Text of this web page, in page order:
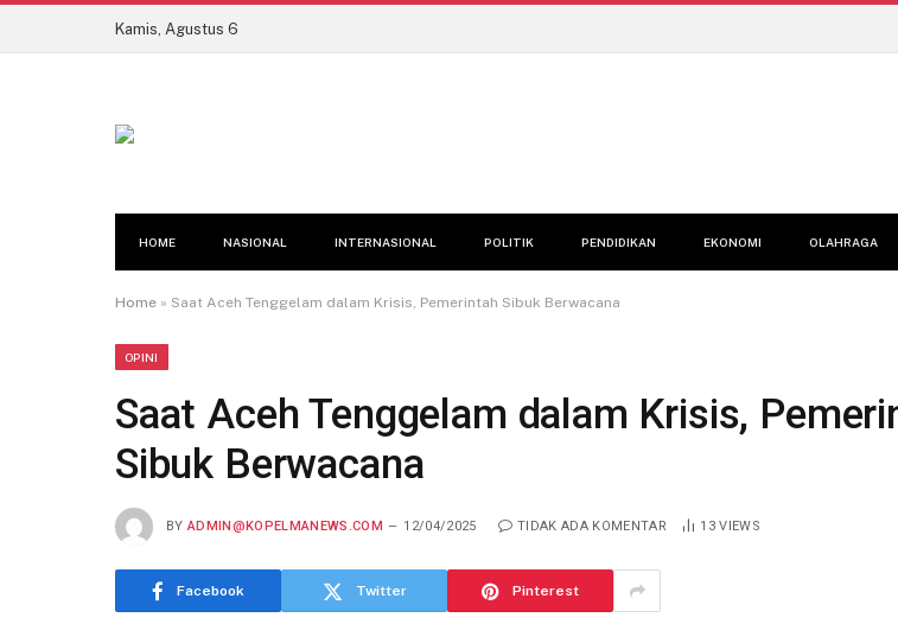
Kamis, Agustus 6
HOME NASIONAL INTERNASIONAL POLITIK PENDIDIKAN EKONOMI OLAHRAGA
Home » Saat Aceh Tenggelam dalam Krisis, Pemerintah Sibuk Berwacana
OPINI
Saat Aceh Tenggelam dalam Krisis,
Sibuk Berwacana
BY ADMIN@KOPELMANEWS.COM 12/04/2025 TIDAK ADA KOMENTAR 13VIEWS
Facebook Twitter Pinterest